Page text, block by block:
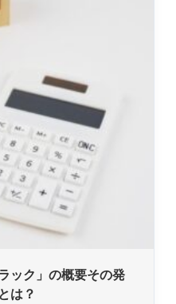
ック」の概要その発
は？